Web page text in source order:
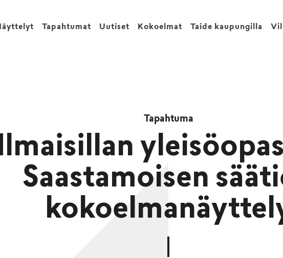
Tapahtumat Uutiset Kokoelmat Taide kaupungilla
Tapahtuma
Saastamoisen